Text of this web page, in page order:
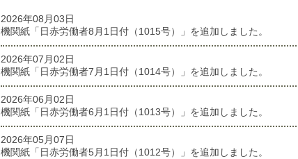
2026年08月03日
機関紙「日赤労働者8月1日付（1015号）」を追加しました。
2026年07月02日
機関紙「日赤労働者7月1日付（1014号）」を追加しました。
2026年06月02日
機関紙「日赤労働者6月1日付（1013号）」を追加しました。
2026年05月07日
機関紙「日赤労働者5月1日付（1012号）」を追加しました。